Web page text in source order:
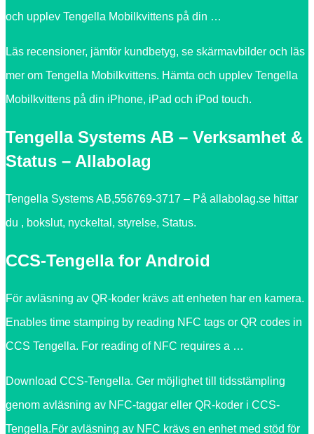
och upplev Tengella Mobilkvittens på din …
Läs recensioner, jämför kundbetyg, se skärmavbilder och läs
mer om Tengella Mobilkvittens. Hämta och upplev Tengella
Mobilkvittens på din iPhone, iPad och iPod touch.
Tengella Systems AB – Verksamhet &
Status – Allabolag
Tengella Systems AB,556769-3717 – På allabolag.se hittar
du , bokslut, nyckeltal, styrelse, Status.
CCS-Tengella for Android
För avläsning av QR-koder krävs att enheten har en kamera.
Enables time stamping by reading NFC tags or QR codes in
CCS Tengella. For reading of NFC requires a …
Download CCS-Tengella. Ger möjlighet till tidsstämpling
genom avläsning av NFC-taggar eller QR-koder i CCS-
Tengella.För avläsning av NFC krävs en enhet med stöd för